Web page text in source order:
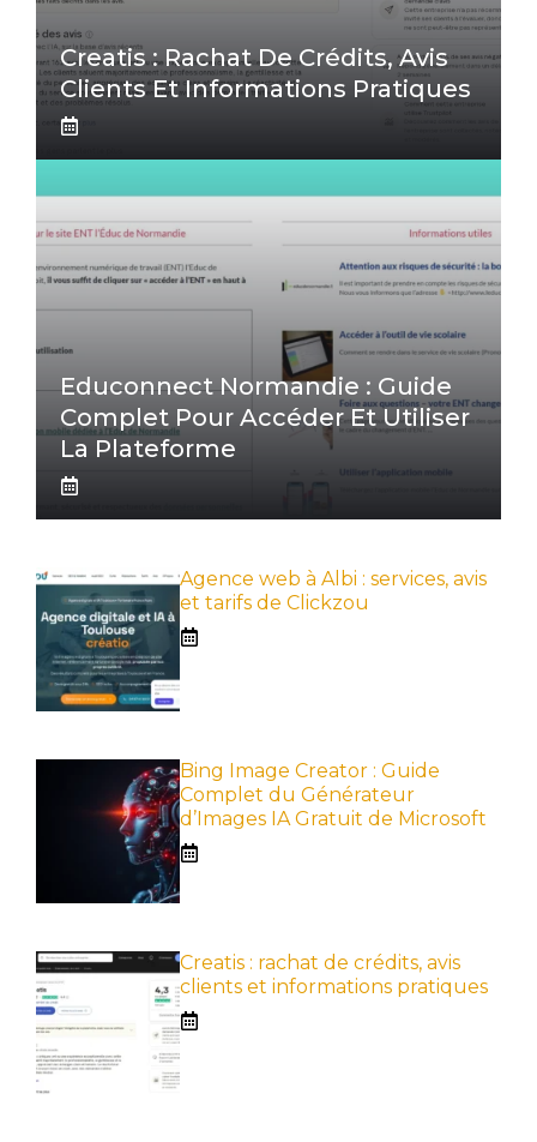
Creatis : Rachat De Crédits, Avis
Clients Et Informations Pratiques
Educonnect Normandie : Guide
Complet Pour Accéder Et Utiliser
La Plateforme
Agence web à Albi : services, avis
et tarifs de Clickzou
Bing Image Creator : Guide
Complet du Générateur
d’Images IA Gratuit de Microsoft
Creatis : rachat de crédits, avis
clients et informations pratiques